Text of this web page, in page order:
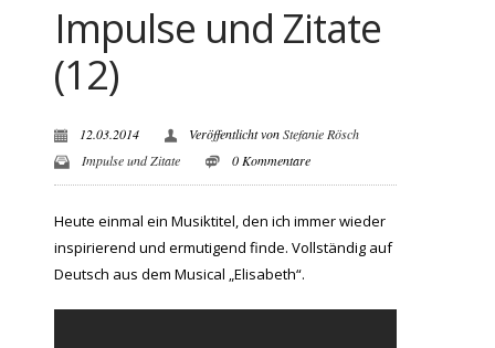
Impulse und Zitate
(12)
12.03.2014 Veröffentlicht vonStefanie Rösch
Impulse und Zitate
0 Kommentare
Heute einmal ein Musiktitel, den ich immer wieder
inspirierend und ermutigend finde. Vollständig auf
Deutsch aus dem Musical „Elisabeth“.